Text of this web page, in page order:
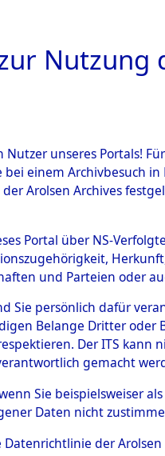
0098
Nutzung
unseres Portals!
einem Archivbesuch
Arolsen Archives
Portal über NS-
und Parteien oder
Sie persönlich dafür
Belange Dritter
Der ITS
gemacht
Sie beispielsweiser
Daten nicht
der Arolsen